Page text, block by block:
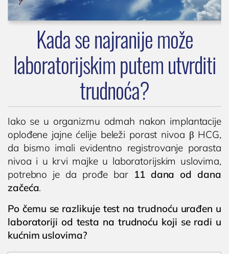
KARDIOLOGIJA
Kardiolog
EHO srca (ultrazvuk ili ehokardiografija srca)
Holter EKG
Dečija kardiologija
NEFROLOGIJA
GASTROLOGIJA
Gastroenterolog u Nišu
ENDOKRINOLOGIJA
Endokrinolog
ULTRAZVUK
Ultrazvuk štitne žlezde
Kada se najranije može
laboratorijskim putem utvrditi
trudnoća?
Iako se u organizmu odmah nakon implantacije
oplođene jajne ćelije beleži porast nivoa β HCG,
da bismo imali evidentno registrovanje porasta
nivoa i u krvi majke u laboratorijskim uslovima,
potrebno je da prođe bar 11 dana od dana
začeća.
Po čemu se razlikuje test na trudnoću urađen u
laboratoriji od testa na trudnoću koji se radi u
kućnim uslovima?